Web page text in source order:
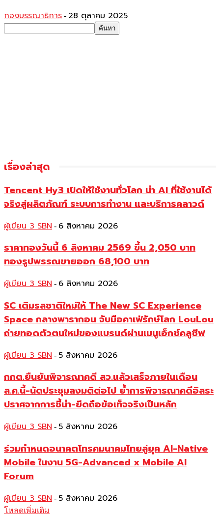
กองบรรณาธิการ - 28 ตุลาคม 2025
เรื่องล่าสุด
Tencent Hy3 เปิดให้ใช้งานทั่วโลก นำ AI ที่ใช้งานได้
จริงสู่ผลิตภัณฑ์ ระบบการทำงาน และบริการคลาวด์
ผู้เขียน 3 SBN - 6 สิงหาคม 2026
ราคาทองวันนี้ 6 สิงหาคม 2569 ขึ้น 2,050 บาท
ทองรูปพรรณขายออก 68,100 บาท
ผู้เขียน 3 SBN - 6 สิงหาคม 2026
SC เติมรสชาติใหม่ให้ The New SC Experience
Space กลางพารากอน จับมือคาเฟ่รักษ์โลก LouLou
ถ่ายทอดตัวตนใหม่ของแบรนด์ผ่านเมนูเอ็กซ์คลูซีฟ
ผู้เขียน 3 SBN - 5 สิงหาคม 2026
กกต.ยืนยันพิจารณาคดี สว.แล้วเสร็จภายในเดือน
ส.ค.นี้-นัดประชุมลงมติต่อไป ย้ำการพิจารณาคดีอิสระ
ปราศจากการชี้นำ-ยึดถือข้อเท็จจริงเป็นหลัก
ผู้เขียน 3 SBN - 5 สิงหาคม 2026
ร่วมกำหนดอนาคตโทรคมนาคมไทยสู่ยุค AI-Native
Mobile ในงาน 5G-Advanced x Mobile AI
Forum
ผู้เขียน 3 SBN - 5 สิงหาคม 2026
โหลดเพิ่มเติม